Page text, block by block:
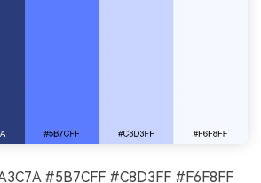
#5B7CFF #C8D3FF #F6F8FF